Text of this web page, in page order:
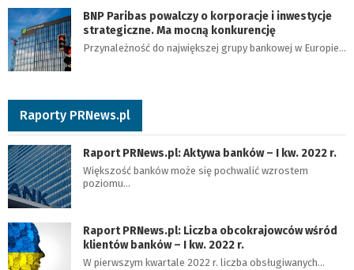
BNP Paribas powalczy o korporacje i inwestycje
strategiczne. Ma mocną konkurencję
Przynależność do największej grupy bankowej w Europie…
Raporty PRNews.pl
Raport PRNews.pl: Aktywa banków – I kw. 2022 r.
Większość banków może się pochwalić wzrostem
poziomu…
Raport PRNews.pl: Liczba obcokrajowców wśród
klientów banków – I kw. 2022 r.
W pierwszym kwartale 2022 r. liczba obsługiwanych…